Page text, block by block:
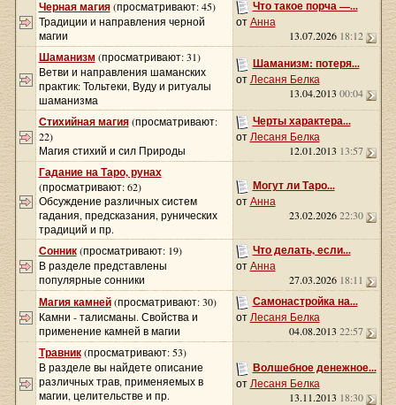
Черная магия (просматривают: 45)
Традиции и направления черной
магии
Что такое порча —...
отАнна
13.07.2026 18:12
Шаманизм (просматривают: 31)
Ветви и направления шаманских
практик: Тольтеки, Вуду и ритуалы
шаманизма
Шаманизм: потеря...
отЛесаня Белка
13.04.2013 00:04
Стихийная магия (просматривают:
22)
Магия стихий и сил Природы
Черты характера...
отЛесаня Белка
12.01.2013 13:57
Гадание на Таро, рунах
(просматривают: 62)
Обсуждение различных систем
гадания, предсказания, рунических
традиций и пр.
Могут ли Таро...
отАнна
23.02.202622:30
Сонник (просматривают: 19)
В разделе представлены
популярные сонники
Что делать, если...
отАнна
27.03.2026 18:11
Магия камней (просматривают: 30)
Камни - талисманы. Свойства и
применение камней в магии
Самонастройка на...
отЛесаня Белка
04.08.2013 22:57
Травник (просматривают: 53)
В разделе вы найдете описание
различных трав, применяемых в
магии, целительстве и пр.
Волшебное денежное...
отЛесаня Белка
13.11.2013 18:30